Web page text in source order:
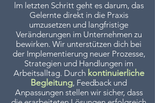
lm letzten Schritt geht es darum, das
Gelernte direkt in die Praxis
umzusetzen und langfristige
Veränderungen im Unternehmen zu
bewirken. Wir unterstützen dich bei
der Implementierung neuer Prozesse,
Strategien und Handlungen im
Arbeitsalltag. Durch kontinuierliche
Begleitung, Feedback und
Anpassungen stellen wir sicher, dass